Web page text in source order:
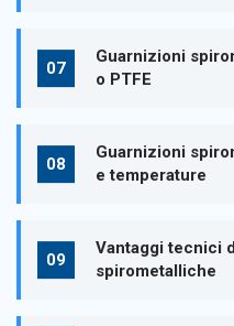
Guarnizioni
o PTFE
Guarnizioni
e temperature
Vantaggi tecnici
spirometalliche